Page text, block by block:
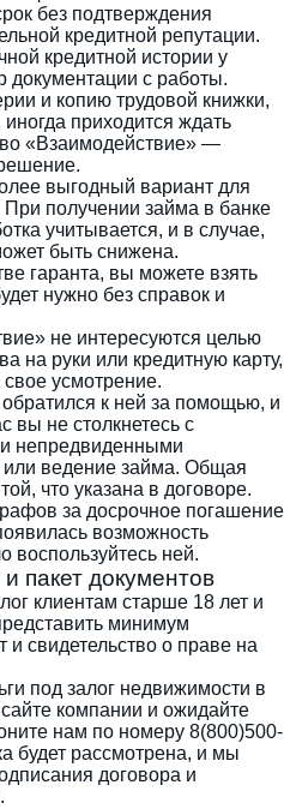
без подтверждения
кредитной репутации.
кредитной истории у
документации с работы.
и копию трудовой книжки,
приходится ждать
во «Взаимодействие» —
выгодный вариант для
получении займа в банке
учитывается, и в случае,
быть снижена.
гаранта, вы можете взять
нужно без справок и
не интересуются целью
на руки или кредитную карту,
свое усмотрение.
к ней за помощью, и
вы не столкнетесь с
непредвиденными
ведение займа. Общая
что указана в договоре.
за досрочное погашение
возможность
воспользуйтесь ней.
пакет документов
клиентам старше 18 лет и
минимум
и свидетельство о праве на
под залог недвижимости в
компании и ожидайте
нам по номеру 8(800)500-
будет рассмотрена, и мы
договора и